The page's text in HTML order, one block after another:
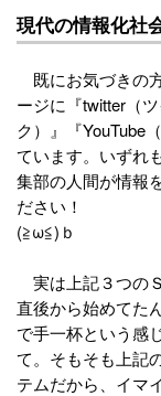
現代の情報化社
既にお気づきの
ージに『twitter（
ク）』『YouTube
ています。いずれ
集部の人間が情報
ださい！
(≧ω≦)ｂ
実は上記３つの
直後から始めてた
で手一杯という感
て。そもそも上記
テムだから、イマ